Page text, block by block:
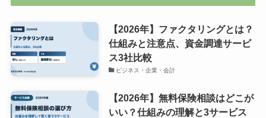
【2026年】ファクタリングとは？
仕組みと注意点、資金調達サービ
ス3社比較
ビジネス・企業・会計
【2026年】無料保険相談はどこが
いい？仕組みの理解と3サービス